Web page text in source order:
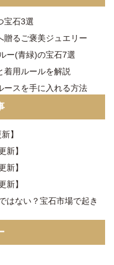
宝石3選
贈るご褒美ジュエリー
ー(青緑)の宝石7選
着用ルールを解説
ースを手に入れる方法
】
新】
新】
新】
はない？宝石市場で起き